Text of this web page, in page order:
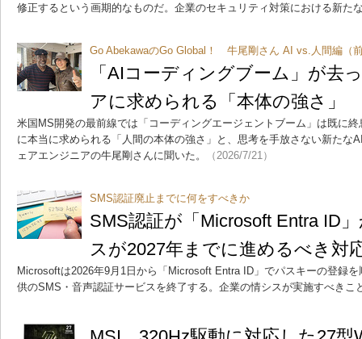
修正するという画期的なものだ。企業のセキュリティ対策における新た
Go AbekawaのGo Global！ 牛尾剛さん AI vs.人間編（
「AIコーディングブーム」が去
アに求められる「本体の強さ」
米国MS開発の最前線では「コーディングエージェントブーム」は既に
に本当に求められる「人間の本体の強さ」と、思考を手放さない新たな
ェアエンジニアの牛尾剛さんに聞いた。
（2026/7/21）
SMS認証廃止までに何をすべきか
SMS認証が「Microsoft Entra ID
スが2027年までに進めるべき対
Microsoftは2026年9月1日から「Microsoft Entra ID」でパスキーの登録
供のSMS・音声認証サービスを終了する。企業の情シスが実施すべきこ